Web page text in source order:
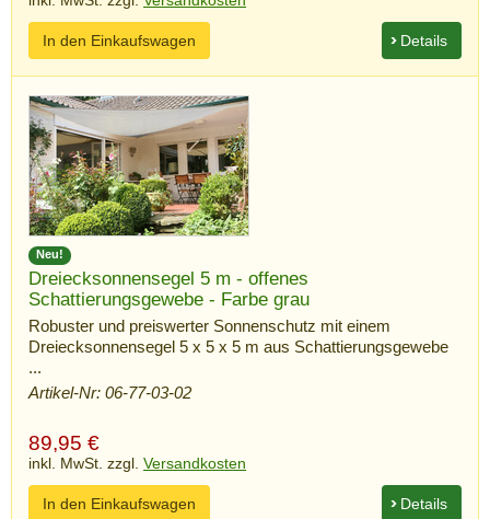
Details
In den Einkaufswagen
Neu!
Dreiecksonnensegel 5 m - offenes
Schattierungsgewebe - Farbe grau
Robuster und preiswerter Sonnenschutz mit einem
Dreiecksonnensegel 5 x 5 x 5 m aus Schattierungsgewebe
...
Artikel-Nr: 06-77-03-02
89,95 €
inkl. MwSt. zzgl. Versandkosten
Details
In den Einkaufswagen